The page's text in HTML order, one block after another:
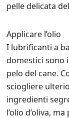
pelle delicata
Applicare l’olio
I lubrificanti a
domestici sono
pelo del cane.
sciogliere
ingredienti
l’olio d’oliva,